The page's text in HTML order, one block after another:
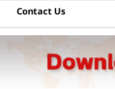
Contact Us